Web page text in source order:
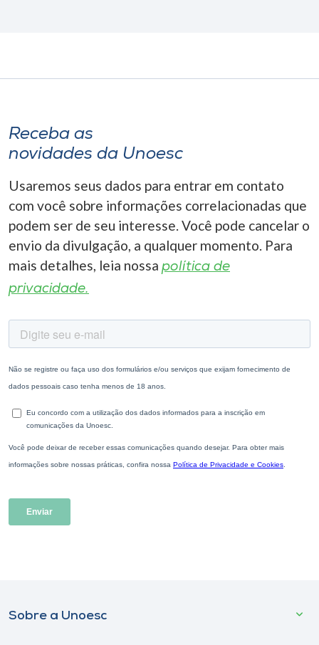
Receba as
novidades da Unoesc
Usaremos seus dados para entrar em contato
com você sobre informações correlacionadas que
podem ser de seu interesse. Você pode cancelar o
envio da divulgação, a qualquer momento. Para
mais detalhes, leia nossa política de
privacidade.
Sobre a Unoesc